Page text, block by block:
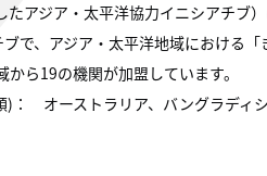
アジア・太平洋協力イニシアチブ
ブで、アジア・太平洋地域における
ら19の機関が加盟しています。
オーストラリア、バングラディ